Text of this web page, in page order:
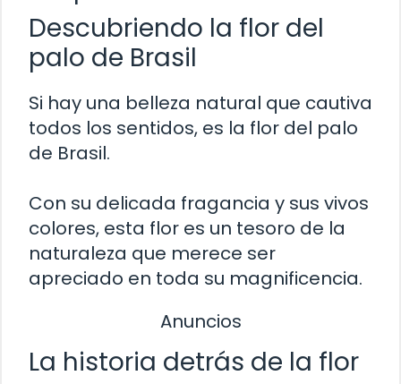
Descubriendo la flor del
palo de Brasil
Si hay una belleza natural que cautiva
todos los sentidos, es la flor del palo
de Brasil.
Con su delicada fragancia y sus vivos
colores, esta flor es un tesoro de la
naturaleza que merece ser
apreciado en toda su magnificencia.
Anuncios
La historia detrás de la flor